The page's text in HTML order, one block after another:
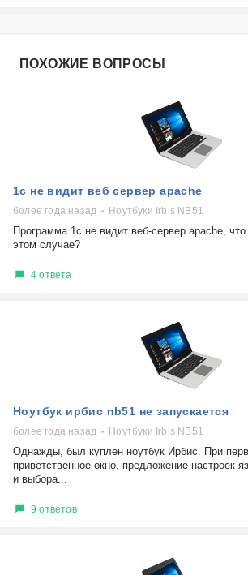
ПОХОЖИЕ ВОПРОСЫ
1с не видит веб сервер apache
более года назад Ноутбуки Irbis NB51
Программа 1с не видит веб-сервер apache,
этом случае?
4 ответа
Ноутбук ирбис nb51 не запускается
более года назад Ноутбуки Irbis NB51
Однажды, был куплен ноутбук Ирбис. При
приветственное окно, предложение настроек
и выбора...
9 ответов